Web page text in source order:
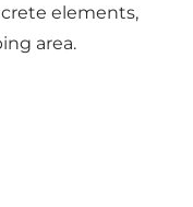
elements,
area.